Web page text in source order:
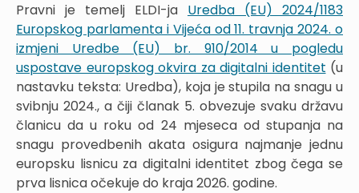
Pravni je temelj ELDI-ja Uredba (EU) 2024/1183
Europskog parlamenta i Vijeća od 11. travnja 2024. o
izmjeni Uredbe (EU) br. 910/2014 u pogledu
uspostave europskog okvira za digitalni identitet (u
nastavku teksta: Uredba), koja je stupila na snagu u
svibnju 2024., a čiji članak 5. obvezuje svaku državu
članicu da u roku od 24 mjeseca od stupanja na
snagu provedbenih akata osigura najmanje jednu
europsku lisnicu za digitalni identitet zbog čega se
prva lisnica očekuje do kraja 2026. godine.